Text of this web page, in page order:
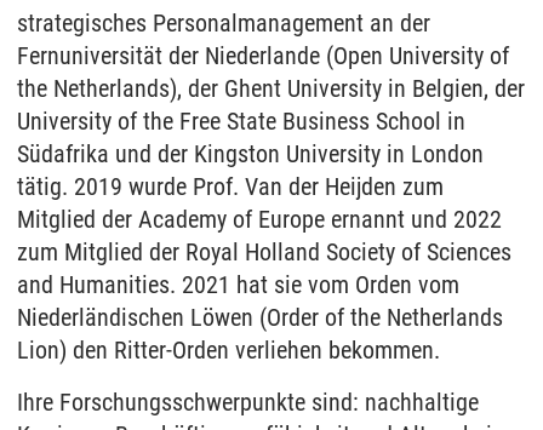
strategisches Personalmanagement an der
Fernuniversität der Niederlande (Open University of
the Netherlands), der Ghent University in Belgien, der
University of the Free State Business School in
Südafrika und der Kingston University in London
tätig. 2019 wurde Prof. Van der Heijden zum
Mitglied der Academy of Europe ernannt und 2022
zum Mitglied der Royal Holland Society of Sciences
and Humanities. 2021 hat sie vom Orden vom
Niederländischen Löwen (Order of the Netherlands
Lion) den Ritter-Orden verliehen bekommen.
Ihre Forschungsschwerpunkte sind: nachhaltige